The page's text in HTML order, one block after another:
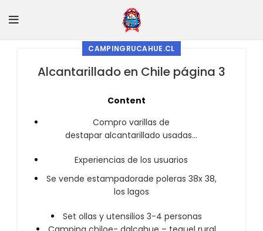
CAMPINGRUCAHUE.CL
Alcantarillado en Chile página 3
Content
Compro varillas de
destapar alcantarillado usadas…
Experiencias de los usuarios
Se vende estampadorade poleras 38x 38,
los lagos
Set ollas y utensilios 3-4 personas